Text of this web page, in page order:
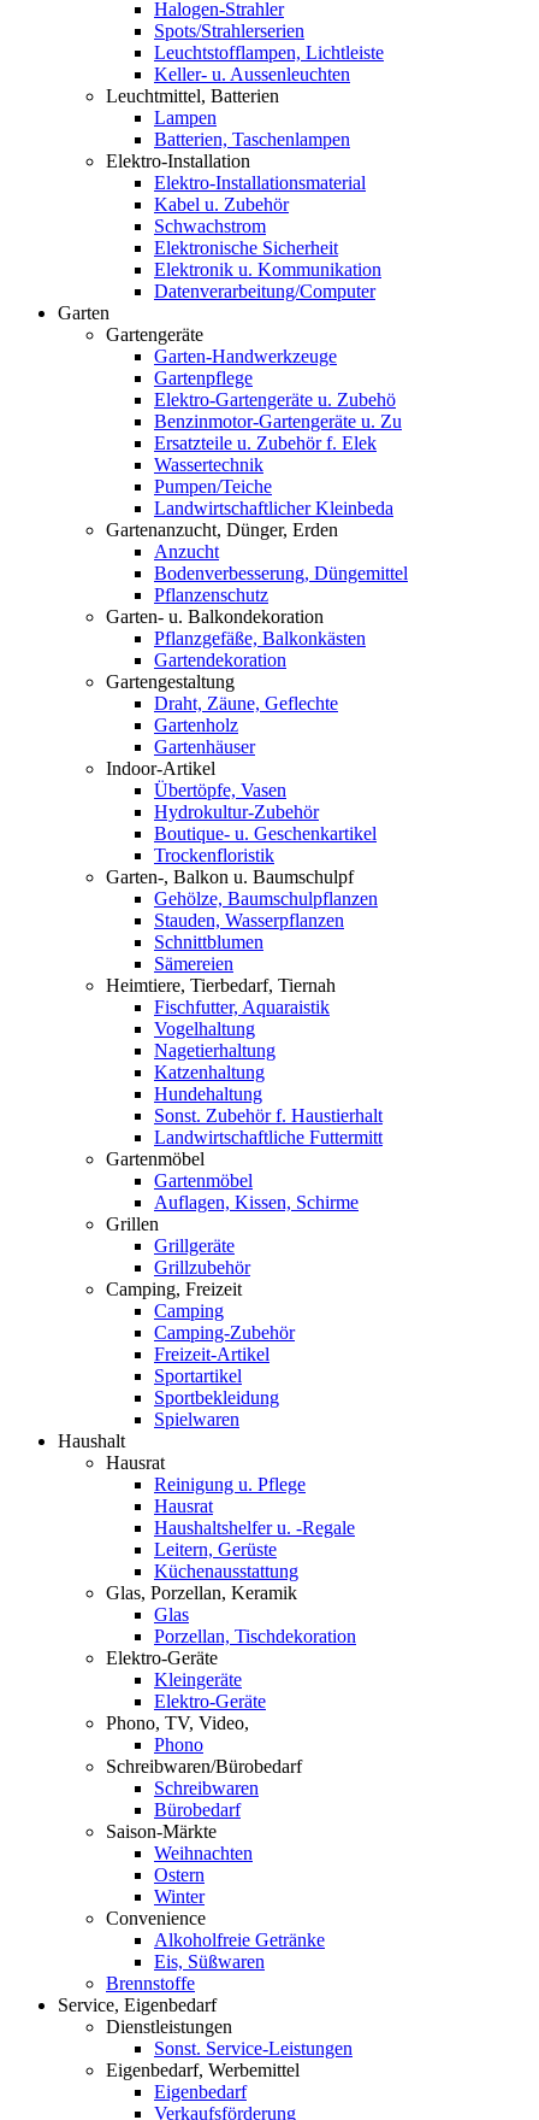
Halogen-Strahler
Spots/Strahlerserien
Leuchtstofflampen, Lichtleiste
Keller- u. Aussenleuchten
Leuchtmittel, Batterien
Lampen
Batterien, Taschenlampen
Elektro-Installation
Elektro-Installationsmaterial
Kabel u. Zubehör
Schwachstrom
Elektronische Sicherheit
Elektronik u. Kommunikation
Datenverarbeitung/Computer
Garten
Gartengeräte
Garten-Handwerkzeuge
Gartenpflege
Elektro-Gartengeräte u. Zubehö
Benzinmotor-Gartengeräte u. Zu
Ersatzteile u. Zubehör f. Elek
Wassertechnik
Pumpen/Teiche
Landwirtschaftlicher Kleinbeda
Gartenanzucht, Dünger, Erden
Anzucht
Bodenverbesserung, Düngemittel
Pflanzenschutz
Garten- u. Balkondekoration
Pflanzgefäße, Balkonkästen
Gartendekoration
Gartengestaltung
Draht, Zäune, Geflechte
Gartenholz
Gartenhäuser
Indoor-Artikel
Übertöpfe, Vasen
Hydrokultur-Zubehör
Boutique- u. Geschenkartikel
Trockenfloristik
Garten-, Balkon u. Baumschulpf
Gehölze, Baumschulpflanzen
Stauden, Wasserpflanzen
Schnittblumen
Sämereien
Heimtiere, Tierbedarf, Tiernah
Fischfutter, Aquaraistik
Vogelhaltung
Nagetierhaltung
Katzenhaltung
Hundehaltung
Sonst. Zubehör f. Haustierhalt
Landwirtschaftliche Futtermitt
Gartenmöbel
Gartenmöbel
Auflagen, Kissen, Schirme
Grillen
Grillgeräte
Grillzubehör
Camping, Freizeit
Camping
Camping-Zubehör
Freizeit-Artikel
Sportartikel
Sportbekleidung
Spielwaren
Haushalt
Hausrat
Reinigung u. Pflege
Hausrat
Haushaltshelfer u. -Regale
Leitern, Gerüste
Küchenausstattung
Glas, Porzellan, Keramik
Glas
Porzellan, Tischdekoration
Elektro-Geräte
Kleingeräte
Elektro-Geräte
Phono, TV, Video,
Phono
Schreibwaren/Bürobedarf
Schreibwaren
Bürobedarf
Saison-Märkte
Weihnachten
Ostern
Winter
Convenience
Alkoholfreie Getränke
Eis, Süßwaren
Brennstoffe
Service, Eigenbedarf
Dienstleistungen
Sonst. Service-Leistungen
Eigenbedarf, Werbemittel
Eigenbedarf
Verkaufsförderung